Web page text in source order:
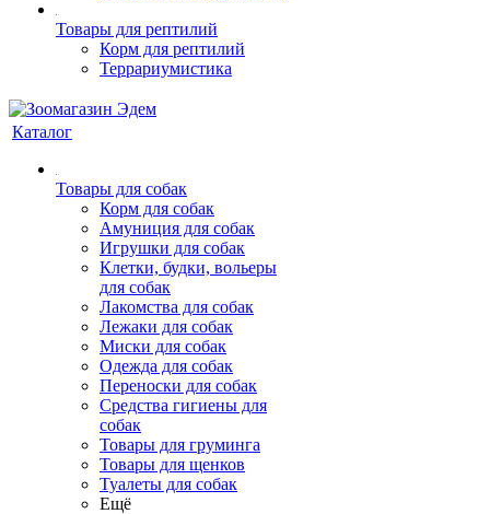
Товары для рептилий
Корм для рептилий
Террариумистика
Каталог
Товары для собак
Корм для собак
Амуниция для собак
Игрушки для собак
Клетки, будки, вольеры
для собак
Лакомства для собак
Лежаки для собак
Миски для собак
Одежда для собак
Переноски для собак
Средства гигиены для
собак
Товары для груминга
Товары для щенков
Туалеты для собак
Ещё